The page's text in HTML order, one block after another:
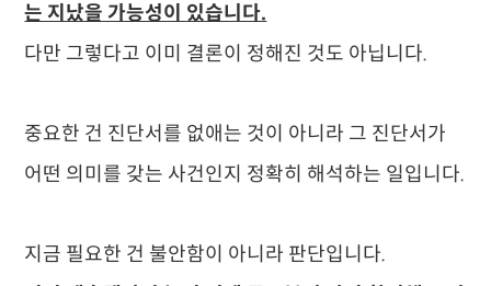
는 지났을 가능성이 있습니다.
다만 그렇다고 이미 결론이 정해진 것도 아닙니다.
중요한 건 진단서를 없애는 것이 아니라 그 진단서가
어떤 의미를 갖는 사건인지 정확히 해석하는 일입니다.
지금 필요한 건 불안함이 아니라 판단입니다.